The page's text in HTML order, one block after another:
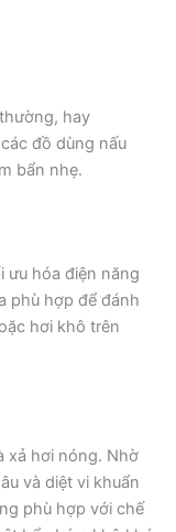
hay
đồ dùng nấu
bẩn nhẹ.
ưu hóa điện năng
phù hợp để đánh
hơi khô trên
xả hơi nóng. Nhờ
và diệt vi khuẩn
phù hợp với chế